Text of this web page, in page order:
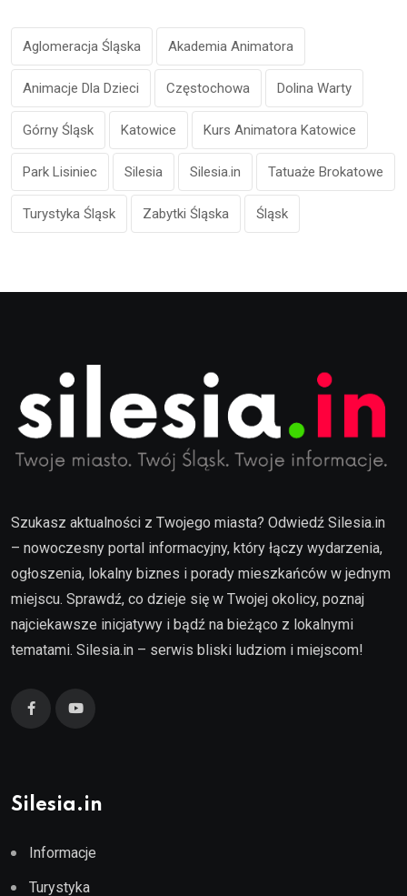
Aglomeracja Śląska Akademia Animatora
Animacje Dla Dzieci Częstochowa Dolina Warty
Górny Śląsk Katowice Kurs Animatora Katowice
Park Lisiniec Silesia Silesia.in Tatuaże Brokatowe
Turystyka Śląsk Zabytki Śląska Śląsk
Szukasz aktualności z Twojego miasta? Odwiedź Silesia.in
– nowoczesny portal informacyjny, który łączy wydarzenia,
ogłoszenia, lokalny biznes i porady mieszkańców w jednym
miejscu. Sprawdź, co dzieje się w Twojej okolicy, poznaj
najciekawsze inicjatywy i bądź na bieżąco z lokalnymi
tematami. Silesia.in – serwis bliski ludziom i miejscom!
Silesia.in
Informacje
Turystyka